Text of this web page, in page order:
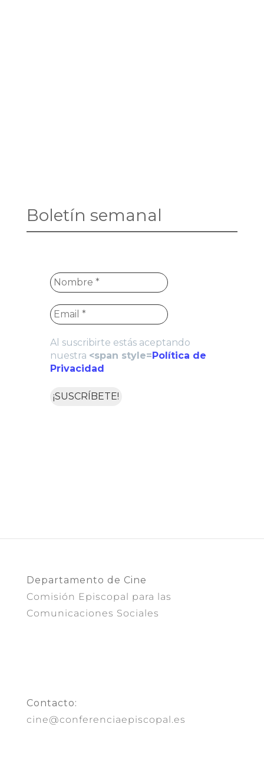
Boletín semanal
Al suscribirte estás aceptando
nuestra <span style=Política de
Privacidad
Departamento de Cine
Comisión Episcopal para las
Comunicaciones Sociales
Contacto:
cine@conferenciaepiscopal.es